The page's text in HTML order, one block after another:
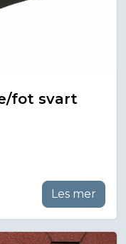
fot svart
Les mer